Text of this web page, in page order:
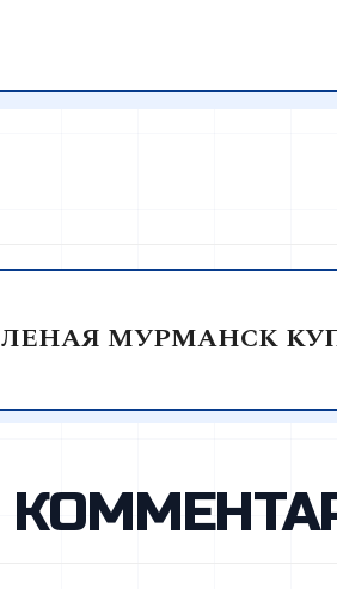
МУРМАНСК